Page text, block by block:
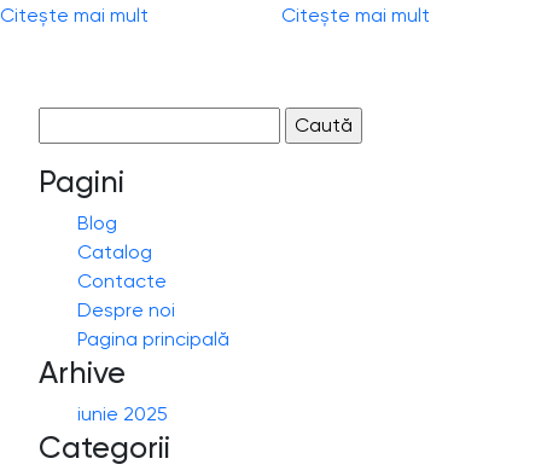
Citește mai mult Citește mai mult
după:
Pagini
Blog
Catalog
Contacte
Despre noi
Pagina principală
Arhive
iunie 2025
Categorii